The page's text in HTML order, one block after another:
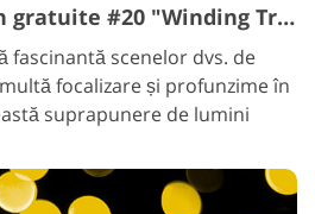
Suprapuneri Bokeh gratuite #20 "Winding Track"
fascinantă scenelor dvs. de
focalizare și profunzime în
suprapunere de lumini